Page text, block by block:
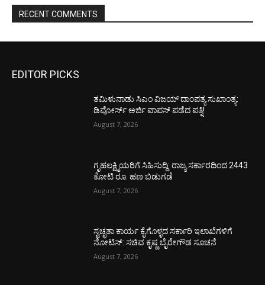
RECENT COMMENTS
EDITOR PICKS
ತಮಿಳುನಾಡು ಸಿಎಂ ವಿಜಯ್‌ ದಾಂಪತ್ಯ ಸುಖಾಂತ್ಯ:
ಡಿವೋರ್ಸ್‌ ಅರ್ಜಿ ವಾಪಸ್‌ ಪಡೆದ ಪತ್ನಿ!
August 7, 2026
ಗೃಹಲಕ್ಷ್ಮಿಯರಿಗೆ ಸಿಹಿಸುದ್ದಿ: ರಾಜ್ಯ ಸರ್ಕಾರದಿಂದ 2443
ಕೋಟಿ ರೂ. ಹಣ ಬಿಡುಗಡೆ
August 7, 2026
ಸ್ವಚ್ಛತಾ ಕಾರ್ಯ ಕೈಗೊಳ್ಳದ ಸರ್ಕಾರಿ ಇಲಾಖೆಗಳಿಗೆ
ನೋಟಿಸ್: ಸಚಿವ ಕೃಷ್ಣ ಬೈರೇಗೌಡ ಸೂಚನೆ
August 7, 2026